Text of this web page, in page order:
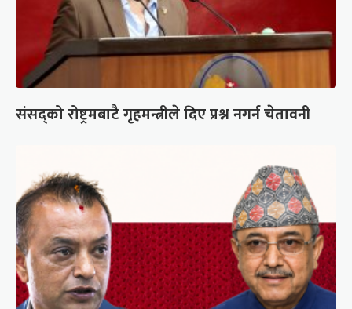
संसद्को रोष्ट्रमबाटै गृहमन्त्रीले दिए प्रश्न नगर्न चेतावनी